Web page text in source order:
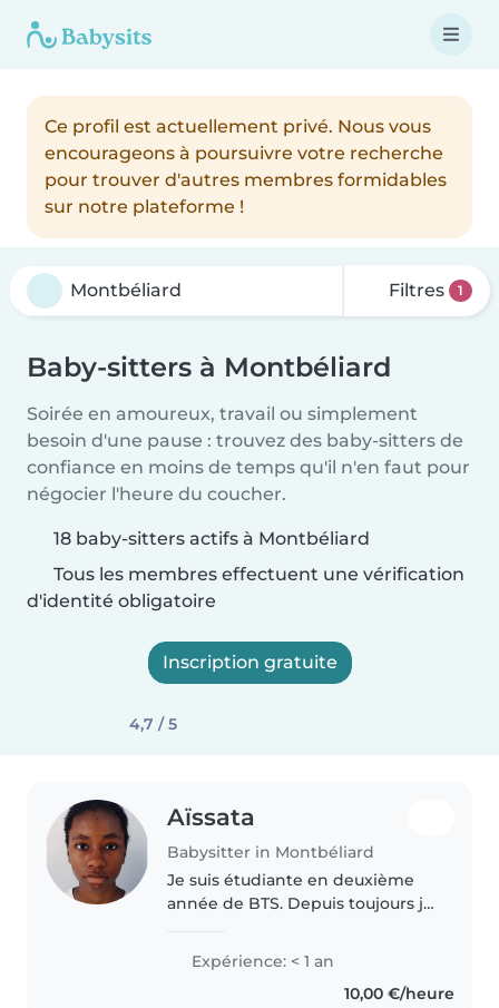
Ce profil est actuellement privé. Nous vous
encourageons à poursuivre votre recherche
pour trouver d'autres membres formidables
sur notre plateforme !
Filtres 1
Baby-sitters à Montbéliard
Soirée en amoureux, travail ou simplement
besoin d'une pause : trouvez des baby-sitters de
confiance en moins de temps qu'il n'en faut pour
négocier l'heure du coucher.
18 baby-sitters actifs à Montbéliard
Tous les membres effectuent une vérification
d'identité obligatoire
Inscription gratuite
4,7 / 5
Aïssata
Babysitter in Montbéliard
Je suis étudiante en deuxième
année de BTS. Depuis toujours je
de mes petits cousins. Je
cherche un emploi pour une
meilleure stabilité financière..
Expérience: < 1 an
10,00 €/heure